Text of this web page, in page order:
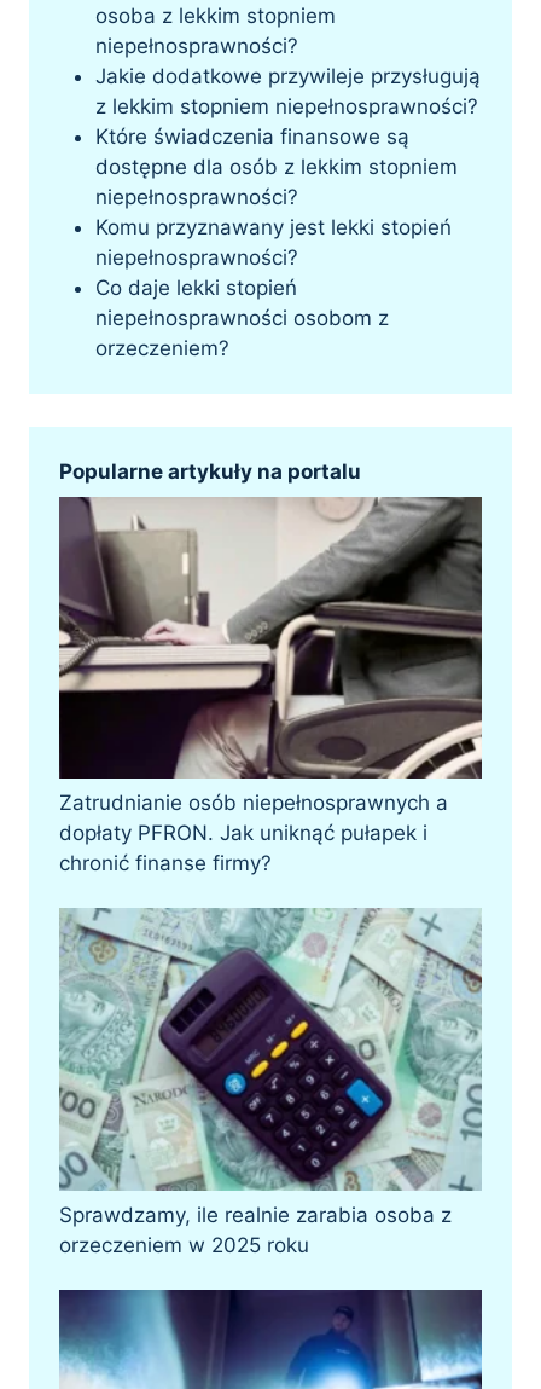
osoba z lekkim stopniem
niepełnosprawności?
Jakie dodatkowe przywileje przysługują
z lekkim stopniem niepełnosprawności?
Które świadczenia finansowe są
dostępne dla osób z lekkim stopniem
niepełnosprawności?
Komu przyznawany jest lekki stopień
niepełnosprawności?
Co daje lekki stopień
niepełnosprawności osobom z
orzeczeniem?
Popularne artykuły na portalu
Zatrudnianie osób niepełnosprawnych a
dopłaty PFRON. Jak uniknąć pułapek i
chronić finanse firmy?
Sprawdzamy, ile realnie zarabia osoba z
orzeczeniem w 2025 roku